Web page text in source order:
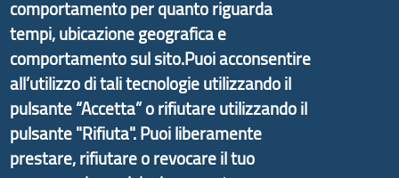
Economico e finalizzato al rilancio socio-economico
delle valli dell’entroterra. In particolare fornisce
informazioni ed aggiornamenti sullaStrategia
d'Area Antola-Tigullio, in collaborazione con Regione
Liguria ed ANCI Liguria.
comportamento per quanto riguarda
tempi, ubicazione geografica e
comportamento sul sito.Puoi acconsentire
all’utilizzo di tali tecnologie utilizzando il
pulsante “Accetta” o rifiutare utilizzando il
pulsante "Rifiuta". Puoi liberamente
prestare, rifiutare o revocare il tuo